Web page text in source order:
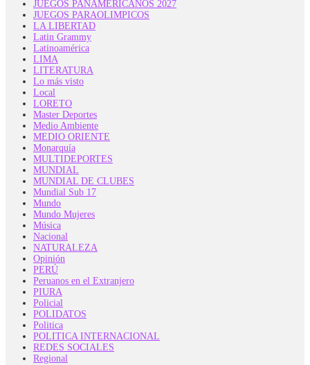
JUEGOS PANAMERICANOS 2027
JUEGOS PARAOLIMPICOS
LA LIBERTAD
Latin Grammy
Latinoamérica
LIMA
LITERATURA
Lo más visto
Local
LORETO
Master Deportes
Medio Ambiente
MEDIO ORIENTE
Monarquía
MULTIDEPORTES
MUNDIAL
MUNDIAL DE CLUBES
Mundial Sub 17
Mundo
Mundo Mujeres
Música
Nacional
NATURALEZA
Opinión
PERÚ
Peruanos en el Extranjero
PIURA
Policial
POLIDATOS
Politica
POLITICA INTERNACIONAL
REDES SOCIALES
Regional